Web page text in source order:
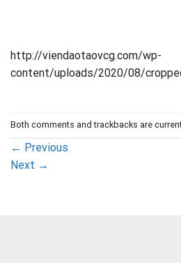
http://viendaotaovcg.com/wp-
content/uploads/2020/08/
Both comments and trackbacks are
← Previous
Next →